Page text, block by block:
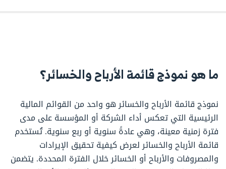
ما هو نموذج قائمة الأرباح والخسائر؟
نموذج قائمة الأرباح والخسائر هو واحد من القوائم المالية
الرئيسية التي تعكس أداء الشركة أو المؤسسة على مدى
فترة زمنية معينة، وهي عادةً سنوية أو ربع سنوية. تُستخدم
قائمة الأرباح والخسائر لعرض كيفية تحقيق الإيرادات
والمصروفات والأرباح أو الخسائر خلال الفترة المحددة. يتضمن